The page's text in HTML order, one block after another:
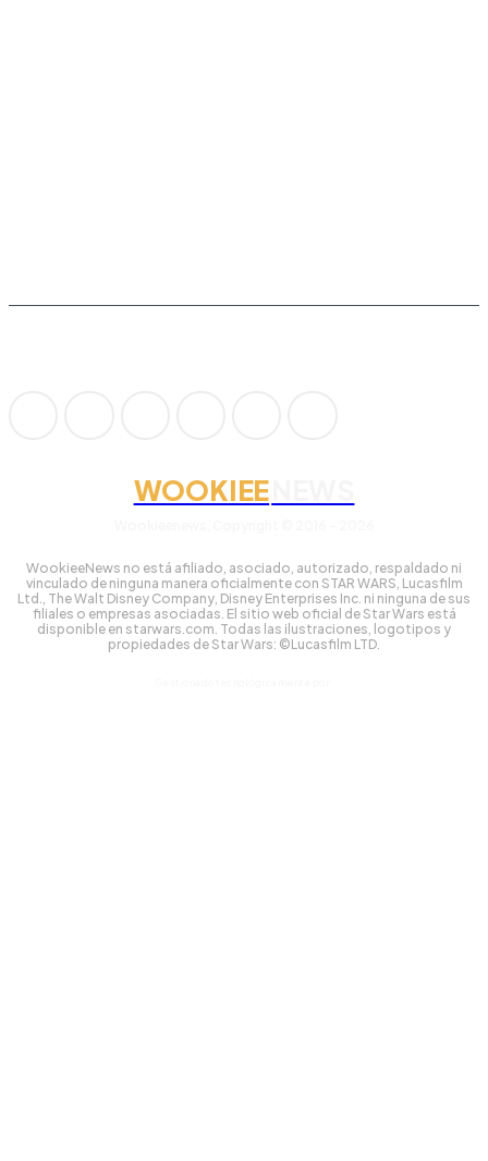
WOOKIEE
WookieeNews no está afiliado, asociado, autorizado, respaldado ni
vinculado de ninguna manera oficialmente con STAR WARS, Lucasfilm
Ltd., The Walt Disney Company, Disney Enterprises Inc. ni ninguna de sus
filiales o empresas asociadas. El sitio web oficial de Star Wars está
disponible en starwars.com. Todas las ilustraciones, logotipos y
propiedades de Star Wars: ©Lucasfilm LTD.